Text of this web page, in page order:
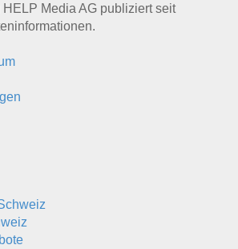
Media AG publiziert seit